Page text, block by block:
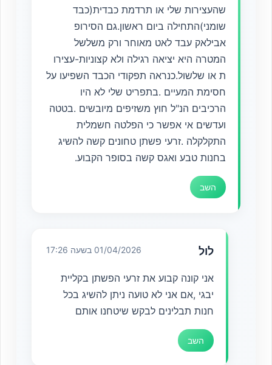
שהעצירות שלי או תרדמת כבדית(כבד
שומני)התחילה ביום ראשון.גם הסירופ
אבילאק עבד לאט מאוחר ורק משלשל
המטרה היא יציאה רגילה ולא קצוניות-עצירו
ת או שלשול.כנראה תפקודי הכבד השפיעו על
חסימת המעיים .בתפריט שלי לא היו
הרכיבים הנ"ל חוץ משזיפים מיובשים .בטטה
ועדשים אי אפשר כי הפלטה חשמלית
התקלקלה .זרעי פשתן טחונים קשה להשיג
בחנות טבע ואגס קשה בסופר הקבוע.
השב
לול 01/04/2026 בשעה 17:26
אני קונה קבוע את זרעי הפשתן בקליית
יבגי ,אם אני לא טועה ניתן להשיג בכל
חנות תבלינים לבקש שיטחנו אותם
השב